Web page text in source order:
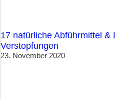
17 natürliche Abführmittel &
Verstopfungen
23. November 2020